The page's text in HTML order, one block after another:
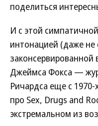
поделиться
И с этой
интонацией (даже не
законсервированной
Джеймса Фокса —
Ричардса еще с
про Sex, Drugs and
экстремальном из